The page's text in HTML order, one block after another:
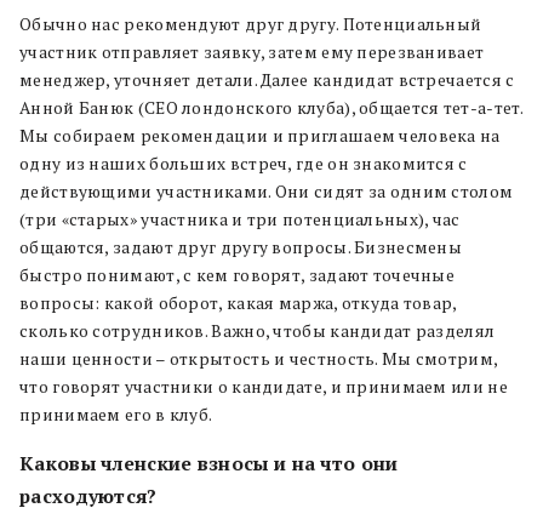
Обычно нас рекомендуют друг другу. Потенциальный
участник отправляет заявку, затем ему перезванивает
менеджер, уточняет детали. Далее кандидат встречается с
Анной Банюк (CEO лондонского клуба), общается тет-а-тет.
Мы собираем рекомендации и приглашаем человека на
одну из наших больших встреч, где он знакомится с
действующими участниками. Они сидят за одним столом
(три «старых» участника и три потенциальных), час
общаются, задают друг другу вопросы. Бизнесмены
быстро понимают, с кем говорят, задают точечные
вопросы: какой оборот, какая маржа, откуда товар,
сколько сотрудников. Важно, чтобы кандидат разделял
наши ценности – открытость и честность. Мы смотрим,
что говорят участники о кандидате, и принимаем или не
принимаем его в клуб.
Каковы членские взносы и на что они
расходуются?